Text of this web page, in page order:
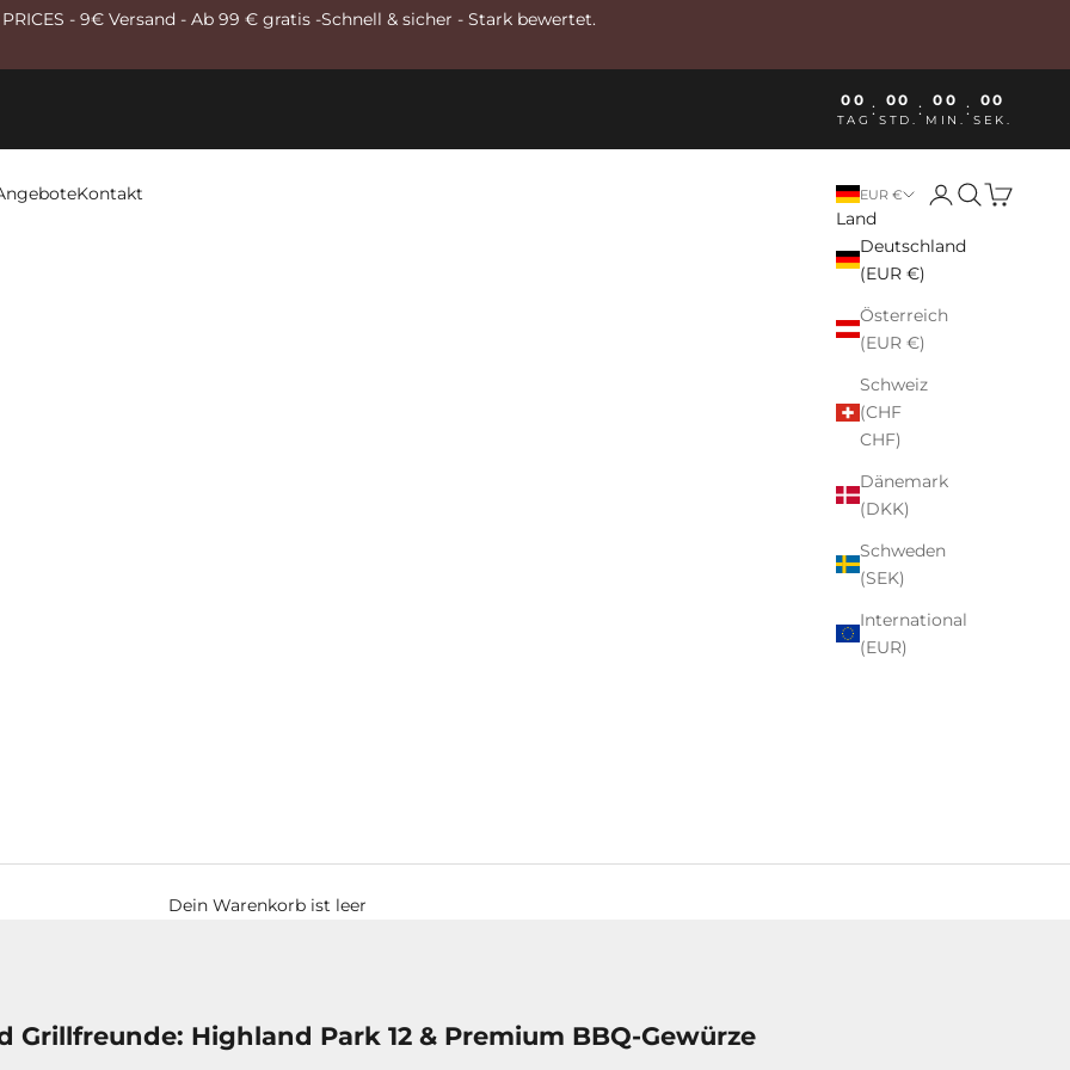
PRICES - 9€ Versand - Ab 99 € gratis -Schnell & sicher - Stark bewertet.
00
TAG
: 00
STD.
: 00
MIN.
: 00
SEK.
Kontakt EUR €
Land
Deutschland
(EUR €)
Österreich
(EUR €)
Schweiz
(CHF
CHF)
Dänemark
(DKK)
Schweden
(SEK)
International
(EUR)
Anmelden
Suchen
Dein Warenkorb ist leer
Highland Park 12 & Premium BBQ-Gewürze